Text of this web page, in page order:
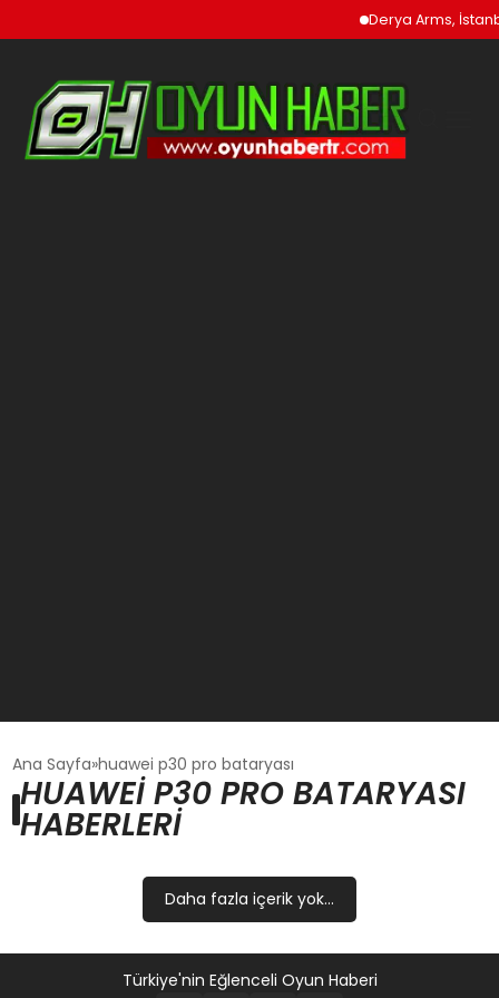
Derya Arms,
GÜNCEL
OYUN HABERLERI
EĞITIM
Ana Sayfa huawei p30 pro bataryası
HUAWEI P30 PRO BATARYASI
HABERLERI
Daha fazla içerik yok...
Türkiye'nin Eğlenceli Oyun Haberi